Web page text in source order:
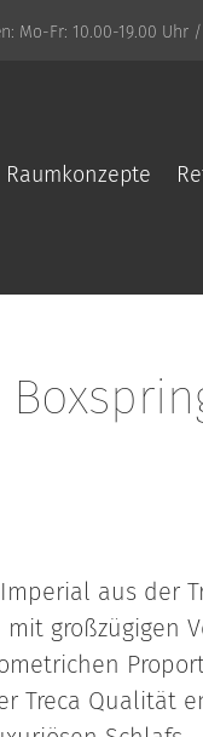
Mo-Fr: 10.00-19.00 Uhr
Raumkonzepte
aus der
mit großzügigen
Treca Qualität